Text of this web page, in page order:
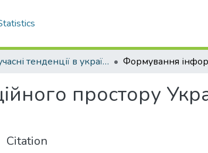
Сучасні тенденції в українській гуманітаристиці
простору
Citation